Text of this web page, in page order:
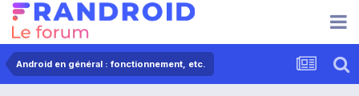
Android en général : fonctionnement, etc.